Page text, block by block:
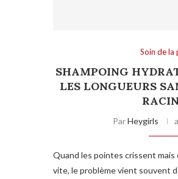
Soin de la
SHAMPOING
LES LONGUEURS
ParHeygirls
Quand les pointes crissent
vite, le problème vient souvent